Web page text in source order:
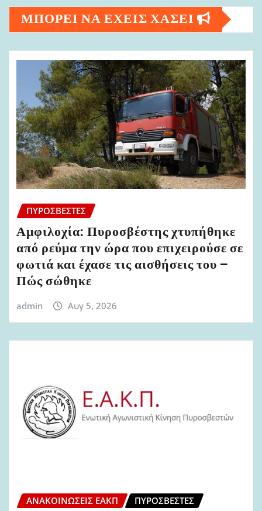
ΜΠΟΡΕΙ ΝΑ ΕΧΕΙΣ ΧΑΣΕΙ
ΠΥΡΟΣΒΈΣΤΕΣ
Αμφιλοχία: Πυροσβέστης χτυπήθηκε
από ρεύμα την ώρα που επιχειρούσε σε
φωτιά και έχασε τις αισθήσεις του –
Πώς σώθηκε
admin Αυγ 5, 2026
ΑΝΑΚΟΙΝΏΣΕΙΣ ΕΑΚΠ ΠΥΡΟΣΒΈΣΤΕΣ